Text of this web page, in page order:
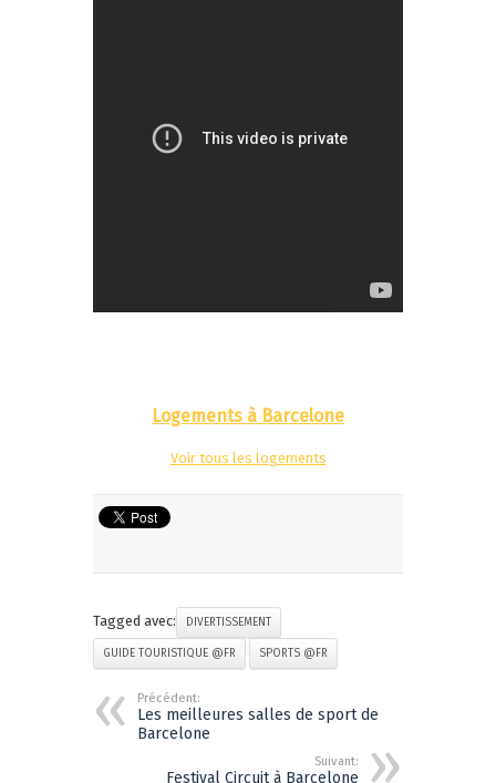
Logements à Barcelone
Voir tous les logements
Tagged avec: DIVERTISSEMENT
GUIDE TOURISTIQUE @FR SPORTS @FR
Précédent:
Les meilleures salles de sport de
Barcelone
Suivant:
Festival Circuit à Barcelone